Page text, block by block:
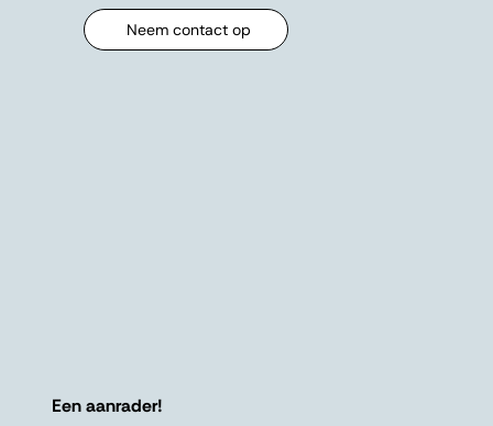
Neem contact op
Een aanrader!